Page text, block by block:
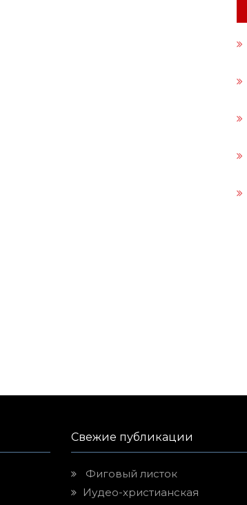
Свежие публикации
Фиговый листок
Иудео-христианская